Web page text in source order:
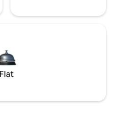
Flat